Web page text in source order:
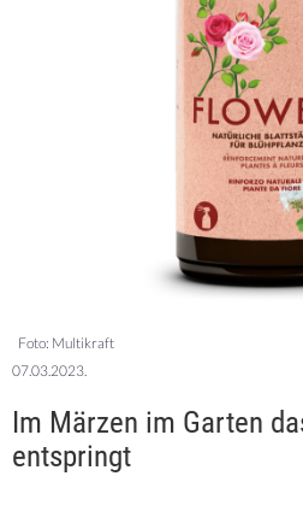
Foto: Multikraft
07.03.2023.
Im Märzen im Garten
entspringt